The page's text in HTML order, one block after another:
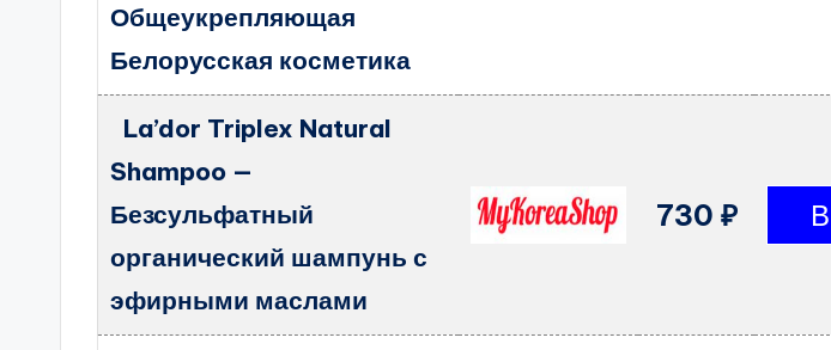
Общеукрепляющая
Белорусская косметика
La’dor Triplex Natural
Shampoo —
Безсульфатный
органический шампунь с
эфирными маслами
730 ₽